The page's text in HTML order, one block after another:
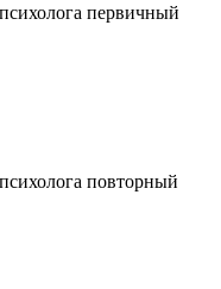
первичный
повторный